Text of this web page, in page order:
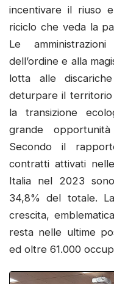
incentivare il riuso
riciclo che veda la
Le
dell’ordine e alla
lotta alle
deturpare il
la transizione
grande
Secondo il
contratti attivati
Italia nel 2023
34,8% del totale.
crescita,
resta nelle ultime
ed oltre 61.000